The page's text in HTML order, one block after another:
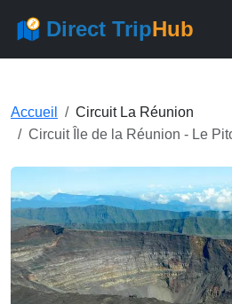
Direct TripHub
Accueil
Circuit La Réunion
Circuit Île de la Réunion - Le